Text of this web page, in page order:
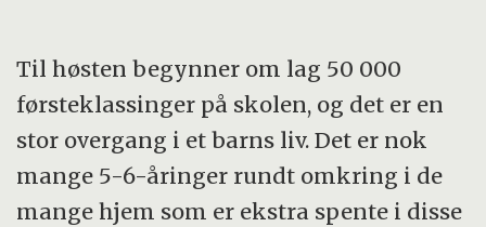
Til høsten begynner om lag 50 000
førsteklassinger på skolen, og det er en
stor overgang i et barns liv. Det er nok
mange 5-6-åringer rundt omkring i de
mange hjem som er ekstra spente i disse